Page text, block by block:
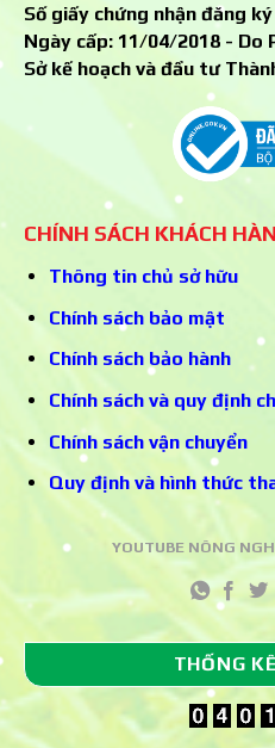
Số giấy chứng nhận đăng
Ngày cấp: 11/04/2018 - Do
Sở kế hoạch và đầu tư
CHÍNH SÁCH KHÁCH
Thông tin chủ sở hữu
Chính sách bảo mật
Chính sách bảo hành
Chính sách và quy định
Chính sách vận chuyển
Quy định và hình thức
YOUTUBE NÔNG
THỐNG